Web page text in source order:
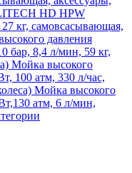
HD HPW
кг, самовсасывающая,
давления
бар, 8,4 л/мин, 59 кг,
Мойка высокого
100 атм, 330 л/час,
Мойка высокого
атм, 6 л/мин,